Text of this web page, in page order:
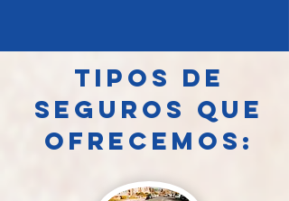
TIPOS DE
SEGUROS QUE
OFRECEMOS: